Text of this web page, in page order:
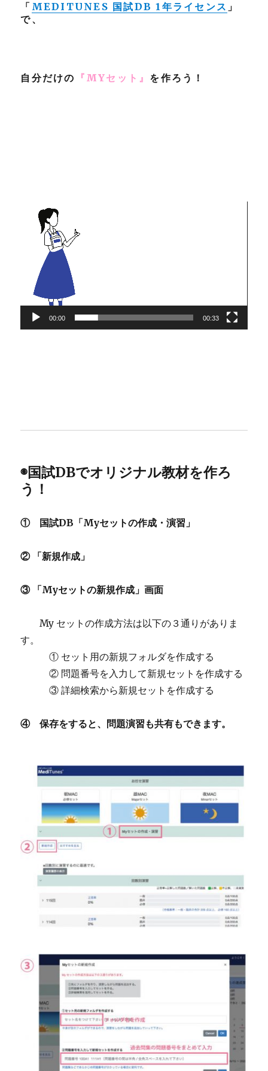
「 MEDITUNES 国試DB 1年ライセンス 」
で、
自分だけの 『MYセット』 を作ろう ！
00:00 00:33
◉国試DBでオリジナル教材を作ろ
う！
① 国試DB「Myセットの作成・演習」
② 「新規作成」
③ 「Myセットの新規作成」画面
My セットの作成方法は以下の３通りがありま
す。
① セット用の新規フォルダを作成する
② 問題番号を入力して新規セットを作成する
③ 詳細検索から新規セットを作成する
④ 保存をすると、問題演習も共有もできます。